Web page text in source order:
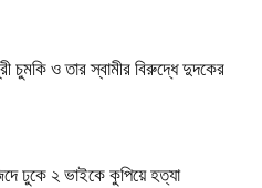
চুমকি ও তার স্বামীর বিরুদ্ধে দুদকের
ঢুকে ২ ভাইকে কুপিয়ে হত্যা